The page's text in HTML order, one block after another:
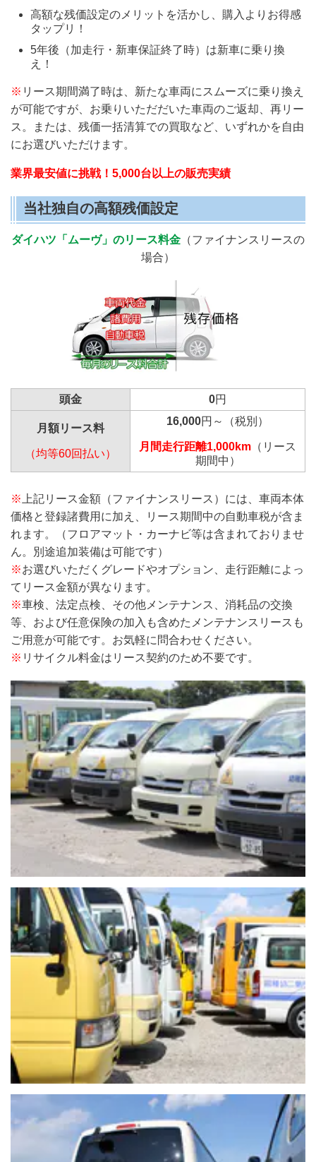
高額な残価設定のメリットを活かし、購入よりお得感
タップリ！
5年後（加走行・新車保証終了時）は新車に乗り換
え！
※ リース期間満了時は、新たな車両にスムーズに乗り換え
が可能ですが、お乗りいただだいた車両のご返却、再リー
ス。または、残価一括清算での買取など、いずれかを自由
にお選びいただけます。
業界最安値に挑戦！5,000台以上の販売実績
当社独自の高額残価設定
ダイハツ「ムーヴ」のリース料金 （ファイナンスリースの
場合）
頭金 0円
月額リース料
（均等60回払い）
16,000円～（税別）
月間走行距離1,000km （リース
期間中）
※ 上記リース金額（ファイナンスリース）には、車両本体
価格と登録諸費用に加え、リース期間中の自動車税が含ま
れます。（フロアマット・カーナビ等は含まれておりませ
ん。別途追加装備は可能です）
※お選びいただくグレードやオプション、走行距離によっ
てリース金額が異なります。
※車検、法定点検、その他メンテナンス、消耗品の交換
等、および任意保険の加入も含めたメンテナンスリースも
ご用意が可能です。お気軽に問合わせください。
※ リサイクル料金はリース契約のため不要です。